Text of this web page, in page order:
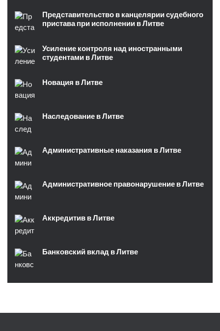
Представительство в канцелярии судебного
пристава при исполнении в Литве
Усиление контроля над иностранными
студентами в Литве
Новация в Литве
Наследование в Литве
Административные наказания в Литве
Административное правонарушение в Литве
Аккредитив в Литве
Банковский вклад в Литве